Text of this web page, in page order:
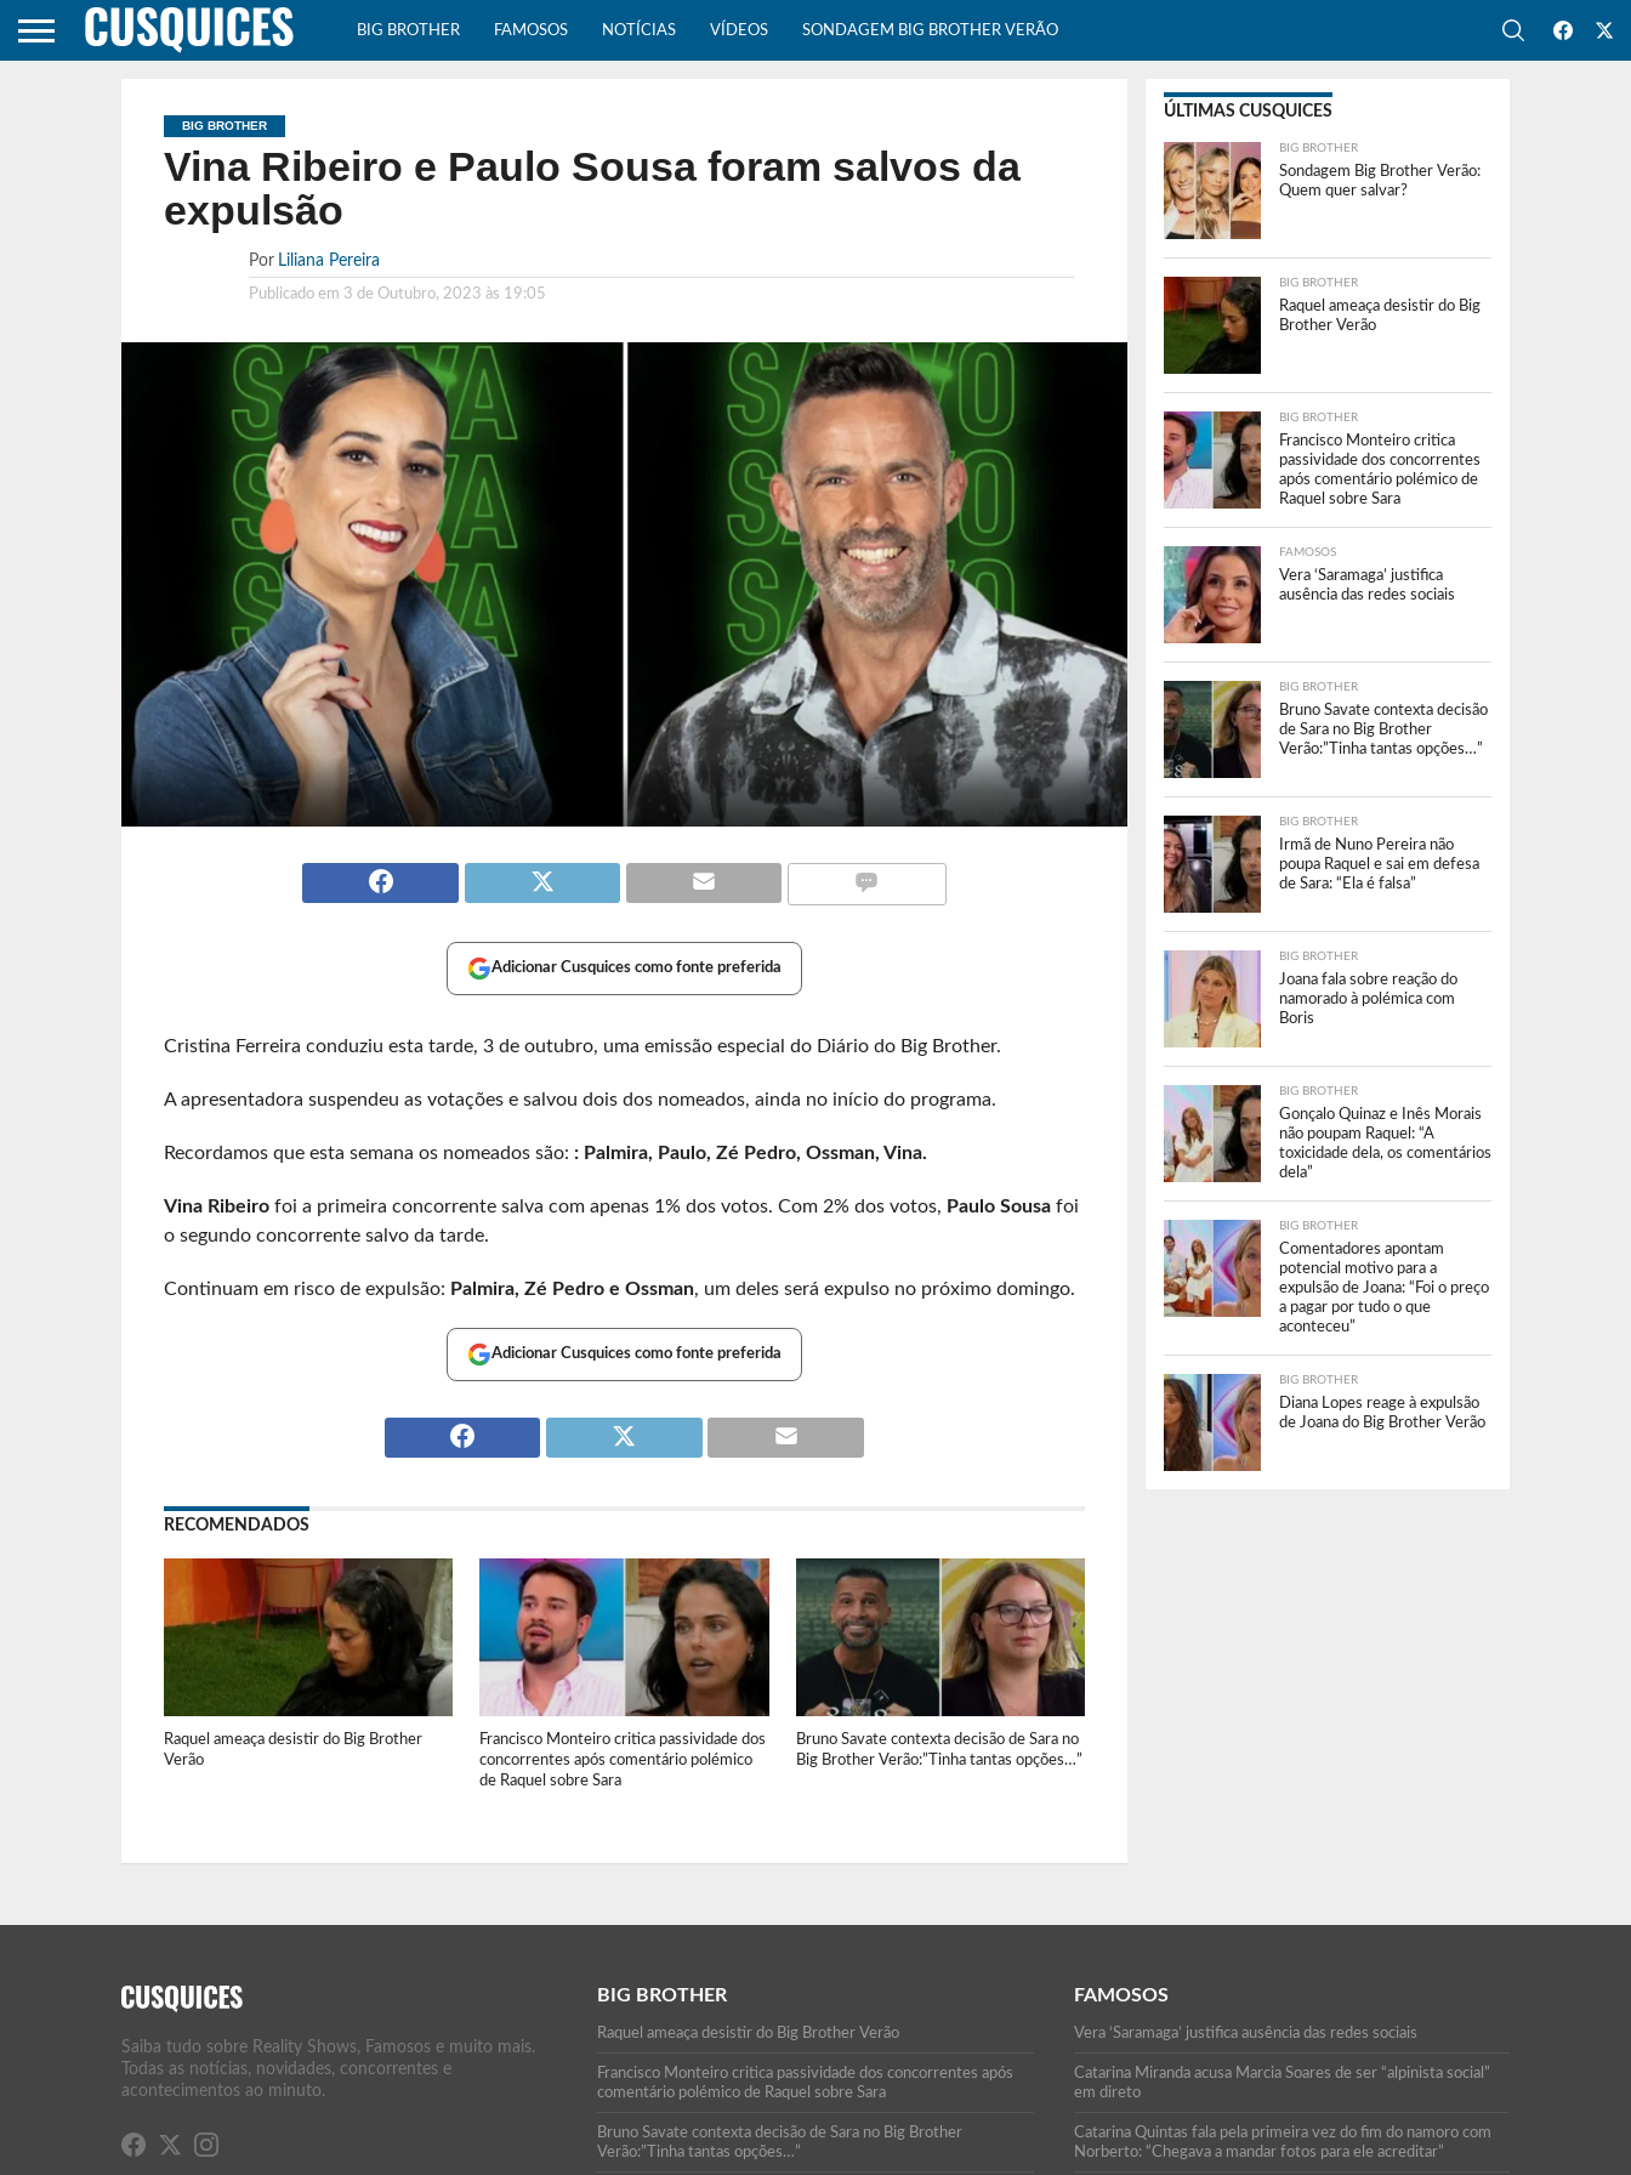
BIG BROTHER FAMOSOS NOTÍCIAS VÍDEOS SONDAGEM BIG BROTHER VERÃO
BIG BROTHER
Vina Ribeiro e Paulo Sousa foram salvos da
expulsão
Por Liliana Pereira
Publicado em 3 de Outubro, 2023 às 19:05
Adicionar Cusquices como fonte preferida
Cristina Ferreira conduziu esta tarde, 3 de outubro, uma emissão especial do Diário do Big Brother.
A apresentadora suspendeu as votações e salvou dois dos nomeados, ainda no início do programa.
Recordamos que esta semana os nomeados são: : Palmira, Paulo, Zé Pedro, Ossman, Vina.
Vina Ribeiro foi a primeira concorrente salva com apenas 1% dos votos. Com 2% dos votos, Paulo Sousa foi
o segundo concorrente salvo da tarde.
Continuam em risco de expulsão: Palmira, Zé Pedro e Ossman, um deles será expulso no próximo domingo.
Adicionar Cusquices como fonte preferida
RECOMENDADOS
Raquel ameaça desistir do Big Brother
Verão
Francisco Monteiro critica passividade dos
concorrentes após comentário polémico
de Raquel sobre Sara
Bruno Savate contexta decisão de Sara no
Big Brother Verão:”Tinha tantas opções…”
ÚLTIMAS CUSQUICES
BIG BROTHER
Sondagem Big Brother Verão:
Quem quer salvar?
BIG BROTHER
Raquel ameaça desistir do Big
Brother Verão
BIG BROTHER
Francisco Monteiro critica
passividade dos concorrentes
após comentário polémico de
Raquel sobre Sara
FAMOSOS
Vera ‘Saramaga’ justifica
ausência das redes sociais
BIG BROTHER
Bruno Savate contexta decisão
de Sara no Big Brother
Verão:”Tinha tantas opções…”
BIG BROTHER
Irmã de Nuno Pereira não
poupa Raquel e sai em defesa
de Sara: “Ela é falsa”
BIG BROTHER
Joana fala sobre reação do
namorado à polémica com
Boris
BIG BROTHER
Gonçalo Quinaz e Inês Morais
não poupam Raquel: “A
toxicidade dela, os comentários
dela”
BIG BROTHER
Comentadores apontam
potencial motivo para a
expulsão de Joana: “Foi o preço
a pagar por tudo o que
aconteceu”
BIG BROTHER
Diana Lopes reage à expulsão
de Joana do Big Brother Verão
Saiba tudo sobre Reality Shows, Famosos e muito mais.
Todas as notícias, novidades, concorrentes e
acontecimentos ao minuto.
BIG BROTHER
Raquel ameaça desistir do Big Brother Verão
Francisco Monteiro critica passividade dos concorrentes após
comentário polémico de Raquel sobre Sara
Bruno Savate contexta decisão de Sara no Big Brother
Verão:”Tinha tantas opções…”
FAMOSOS
Vera ‘Saramaga’ justifica ausência das redes sociais
Catarina Miranda acusa Marcia Soares de ser “alpinista social”
em direto
Catarina Quintas fala pela primeira vez do fim do namoro com
Norberto: “Chegava a mandar fotos para ele acreditar”